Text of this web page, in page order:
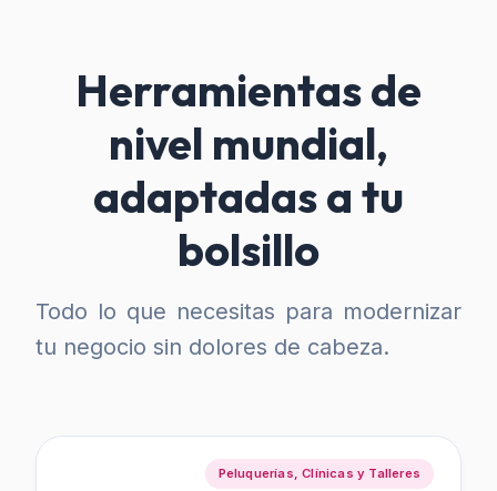
Herramientas de
nivel mundial,
adaptadas a tu
bolsillo
Todo lo que necesitas para modernizar
tu negocio sin dolores de cabeza.
Peluquerías, Clínicas y Talleres